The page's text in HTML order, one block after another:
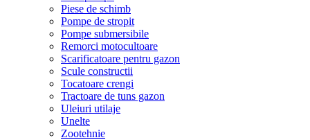
Piese de schimb
Pompe de stropit
Pompe submersibile
Remorci motocultoare
Scarificatoare pentru gazon
Scule constructii
Tocatoare crengi
Tractoare de tuns gazon
Uleiuri utilaje
Unelte
Zootehnie